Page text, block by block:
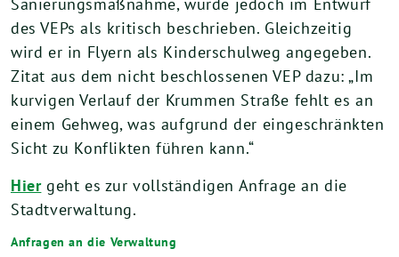
des VEPs als kritisch beschrieben. Gleichzeitig
wird er in Flyern als Kinderschulweg angegeben.
Zitat aus dem nicht beschlossenen VEP dazu: „Im
kurvigen Verlauf der Krummen Straße fehlt es an
einem Gehweg, was aufgrund der eingeschränkten
Sicht zu Konflikten führen kann.“
Hiergeht es zur vollständigen Anfrage an die
Stadtverwaltung.
Anfragen an die Verwaltung